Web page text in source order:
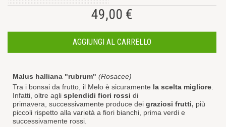
49,00 €
AGGIUNGI AL CARRELLO
Malus halliana "rubrum" (Rosacee)
Tra i bonsai da frutto, il Melo è sicuramente la scelta migliore
Infatti, oltre agli splendidi fiori rossi di
primavera, successivamente produce dei graziosi frutti, più
piccoli rispetto alla varietà a fiori bianchi, prima verdi e
successivamente rossi.